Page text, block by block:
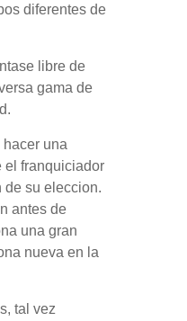
diferentes de
libre de
gama de
una
el franquiciador
de su eleccion.
antes de
una gran
nueva en la
tal vez